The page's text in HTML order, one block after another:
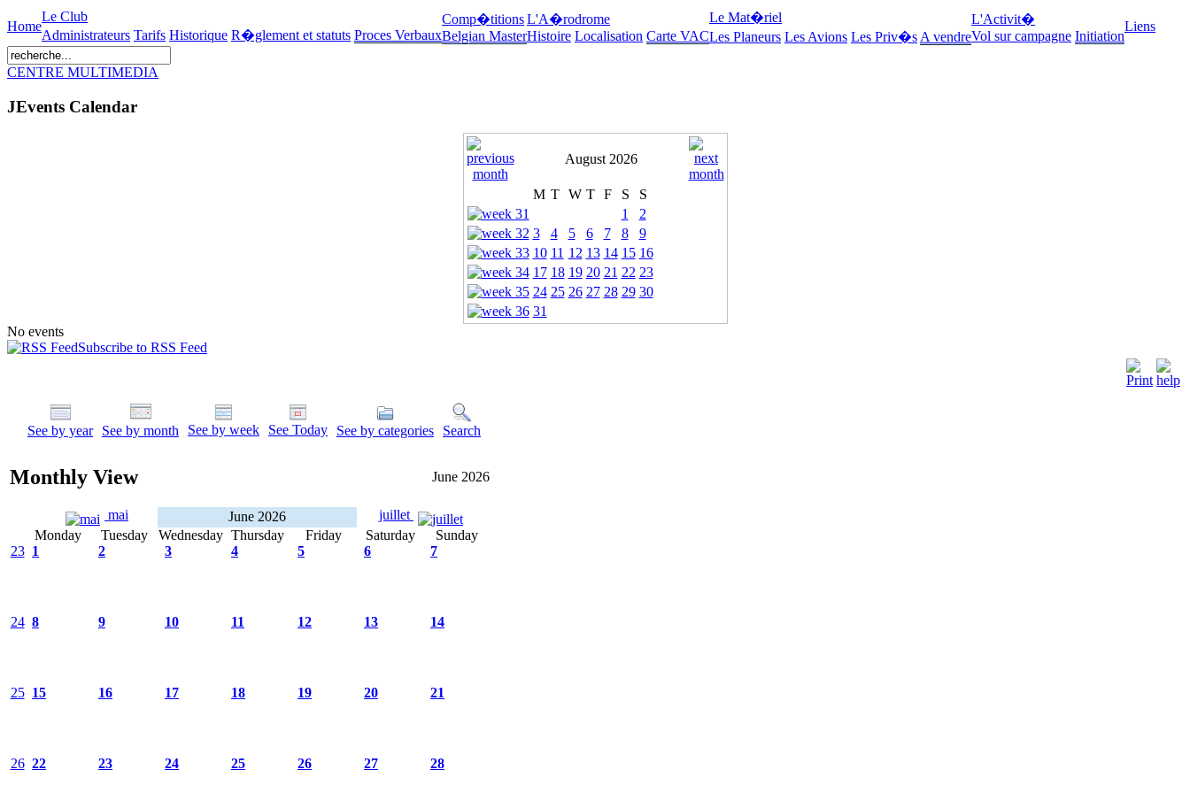
Home
Le Club
Administrateurs Tarifs Historique R�glement et statuts Proces Verbaux
Comp�titions
Belgian Master
L'A�rodrome
Histoire Localisation Carte VAC
Le Mat�riel
Les Planeurs Les Avions Les Priv�s A vendre
L'Activit�
Vol sur campagne Initiation
Liens
CENTRE MULTIMEDIA
JEvents Calendar
August 2026
M T W T F S
S
1
2
3
4 5 6 7 8
9
10 11 12 13 14 15 16
17 18 19 20 21 22 23
24 25 26 27 28 29 30
31
No events
Subscribe to RSS Feed
See by year See by month See by week See Today See by categories Search
Monthly View June 2026
mai June 2026
juillet
Monday
Tuesday Wednesday Thursday Friday Saturday
Sunday
23 1 2 3 4 5 6 7
24 8 9 10 11 12 13 14
25 15 16 17 18 19 20 21
26 22 23 24 25 26 27 28